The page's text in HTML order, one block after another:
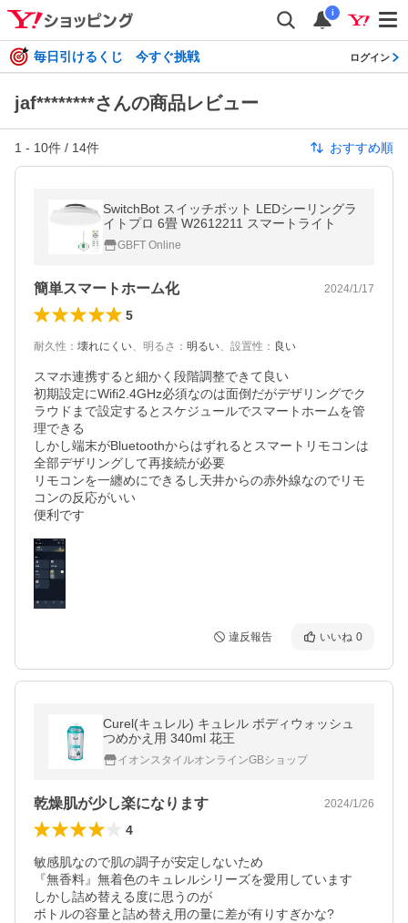
i
毎日引けるくじ 今すぐ挑戦 ログイン
jaf********さんの商品レビュー
1 - 10件 / 14件 おすすめ順
SwitchBot スイッチボット LEDシーリングラ
イトプロ 6畳 W2612211 スマートライト
GBFT Online
簡単スマートホーム化 2024/1/17
5
耐久性 ： 壊れにくい、 明るさ ： 明るい、 設置性 ： 良い
スマホ連携すると細かく段階調整できて良い
初期設定にWifi2.4GHz必須なのは面倒だがデザリングでク
ラウドまで設定するとスケジュールでスマートホームを管
理できる
しかし端末がBluetoothからはずれるとスマートリモコンは
全部デザリングして再接続が必要
リモコンを一纏めにできるし天井からの赤外線なのでリモ
コンの反応がいい
違反報告 いいね 0
Curel(キュレル) キュレル ボディウォッシュ
つめかえ用 340ml 花王
イオンスタイルオンラインGBショップ
乾燥肌が少し楽になります 2024/1/26
4
敏感肌なので肌の調子が安定しないため
『無香料』無着色のキュレルシリーズを愛用しています
しかし詰め替える度に思うのが
ボトルの容量と詰め替え用の量に差が有りすぎかな?